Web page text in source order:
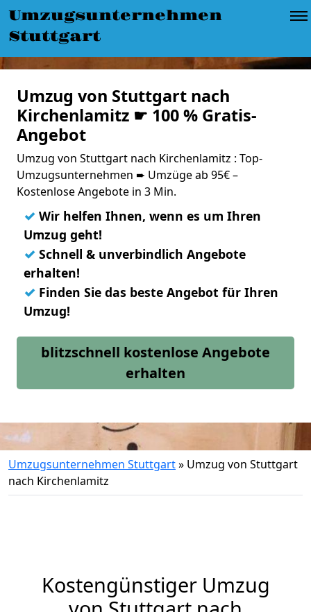
Umzugsunternehmen
Stuttgart
Umzug von Stuttgart nach
Kirchenlamitz ☛ 100 % Gratis-
Angebot
Umzug von Stuttgart nach Kirchenlamitz : Top-
Umzugsunternehmen ➨ Umzüge ab 95€ –
Kostenlose Angebote in 3 Min.
✓ Wir helfen Ihnen, wenn es um Ihren
Umzug geht!
✓ Schnell & unverbindlich Angebote
erhalten!
✓ Finden Sie das beste Angebot für Ihren
Umzug!
blitzschnell kostenlose Angebote
erhalten
Umzugsunternehmen Stuttgart» Umzug von Stuttgart
nach Kirchenlamitz
Kostengünstiger Umzug